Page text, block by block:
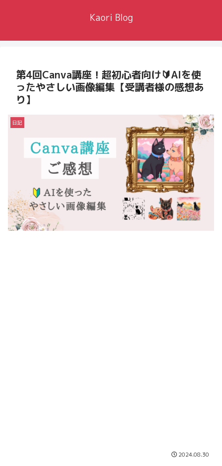
Kaori Blog
第4回Canva講座！超初心者向け🔰AIを使
ったやさしい画像編集【受講者様の感想あ
り】
日記
2024.08.30